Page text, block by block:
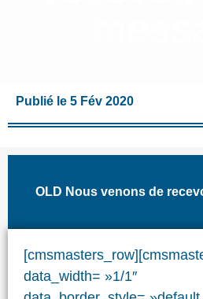
Publié le 5 Fév 2020
OLD Nous venons de
data_width= »1/1″